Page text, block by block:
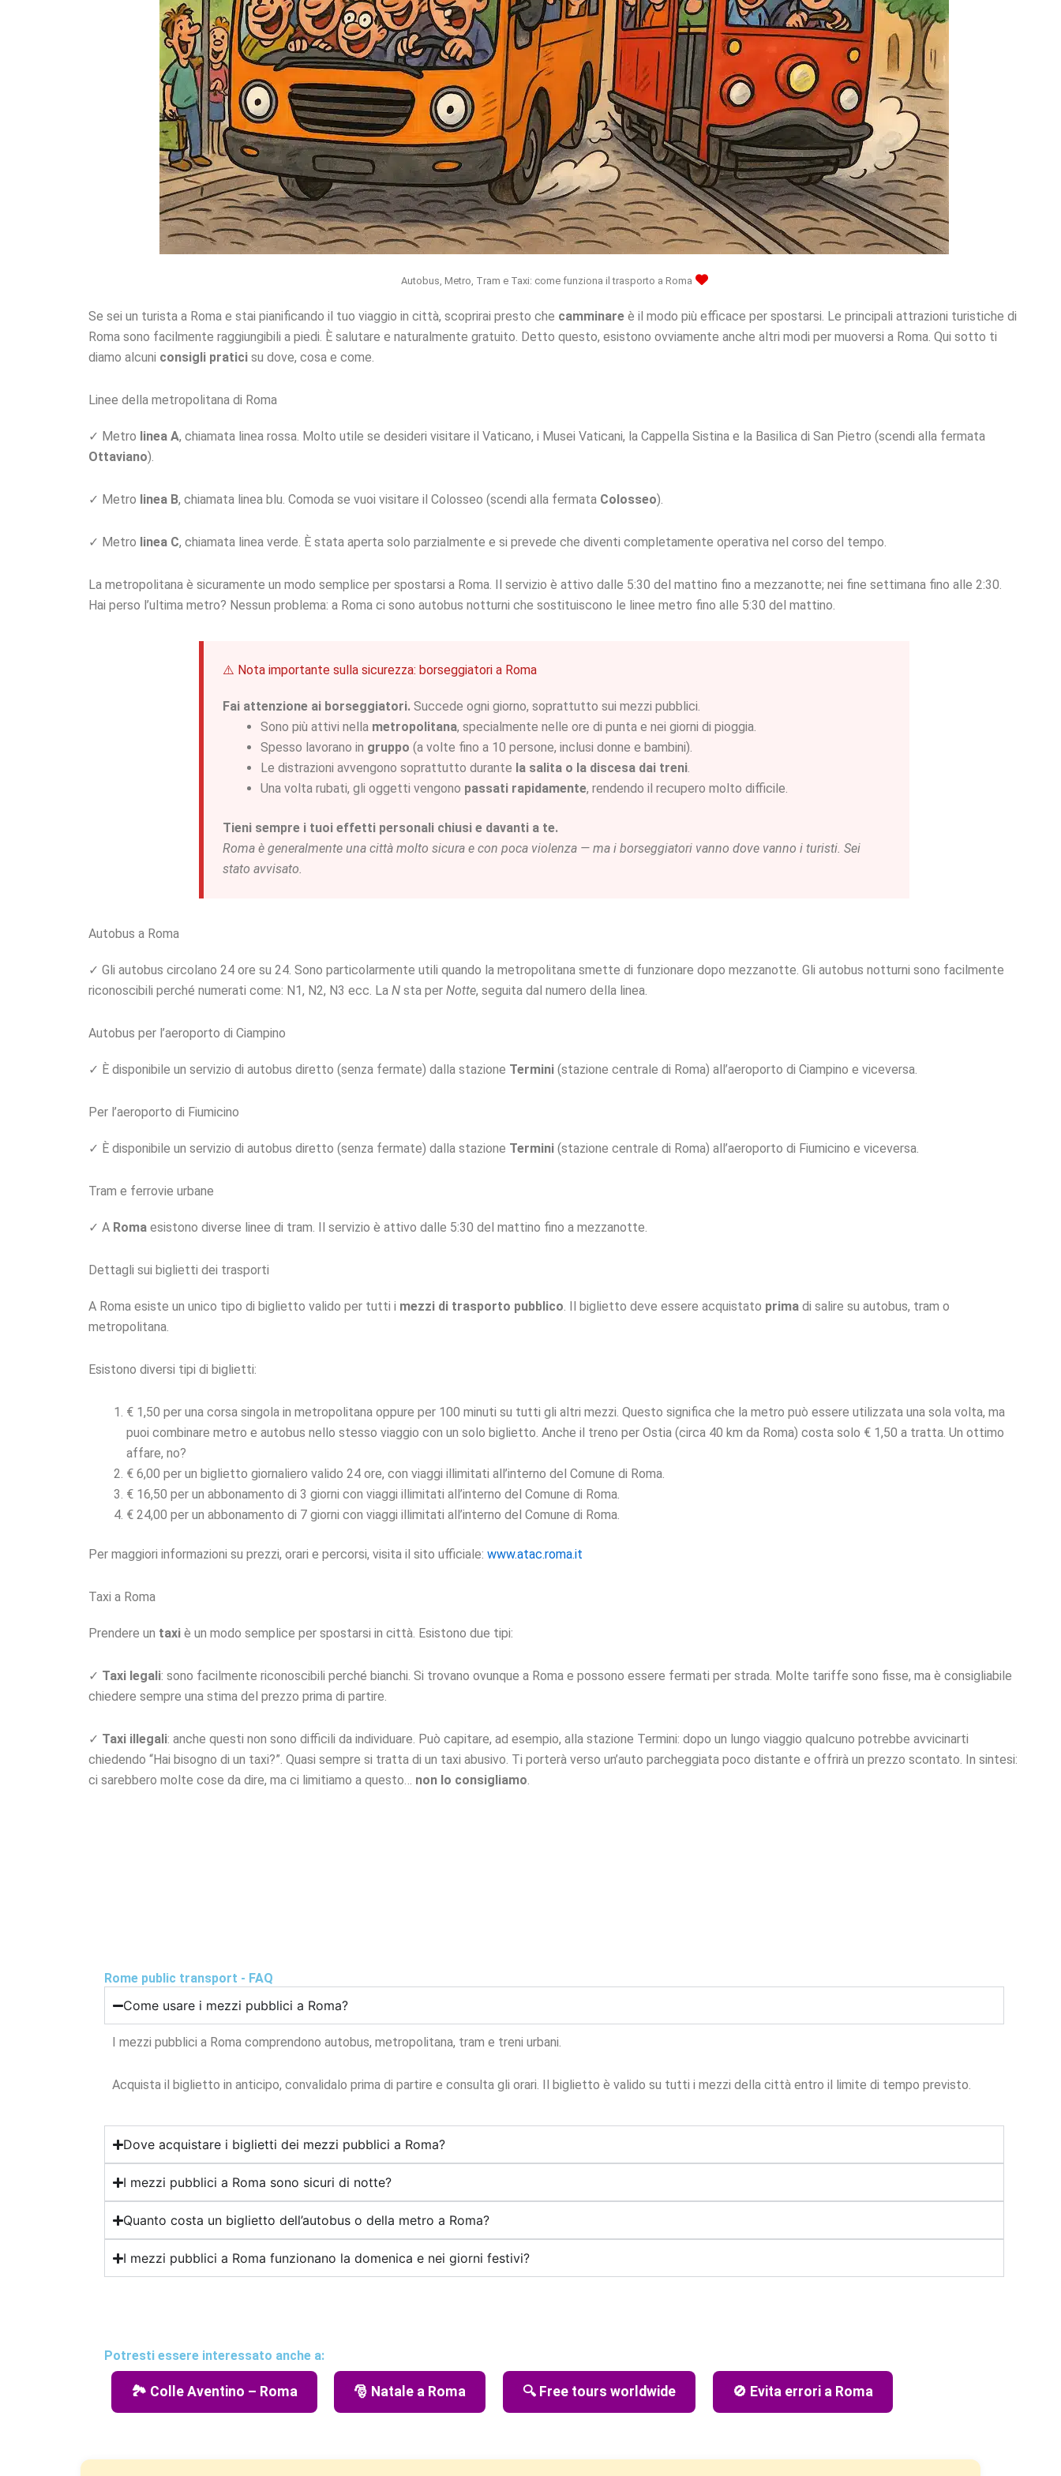
Autobus, Metro, Tram e Taxi: come funziona il trasporto a Roma
Se sei un turista a Roma e stai pianificando il tuo viaggio in città, scoprirai presto che camminare è il modo più efficace per spostarsi. Le principali attrazioni turistiche di
Roma sono facilmente raggiungibili a piedi. È salutare e naturalmente gratuito. Detto questo, esistono ovviamente anche altri modi per muoversi a Roma. Qui sotto ti
diamo alcuni consigli pratici su dove, cosa e come.
Linee della metropolitana di Roma
✓ Metro linea A, chiamata linea rossa. Molto utile se desideri visitare il Vaticano, i Musei Vaticani, la Cappella Sistina e la Basilica di San Pietro (scendi alla fermata
Ottaviano).
✓ Metro linea B, chiamata linea blu. Comoda se vuoi visitare il Colosseo (scendi alla fermata Colosseo).
✓ Metro linea C, chiamata linea verde. È stata aperta solo parzialmente e si prevede che diventi completamente operativa nel corso del tempo.
La metropolitana è sicuramente un modo semplice per spostarsi a Roma. Il servizio è attivo dalle 5:30 del mattino fino a mezzanotte; nei fine settimana fino alle 2:30.
Hai perso l’ultima metro? Nessun problema: a Roma ci sono autobus notturni che sostituiscono le linee metro fino alle 5:30 del mattino.
⚠️ Nota importante sulla sicurezza: borseggiatori a Roma
Fai attenzione ai borseggiatori. Succede ogni giorno, soprattutto sui mezzi pubblici.
Sono più attivi nella metropolitana, specialmente nelle ore di punta e nei giorni di pioggia.
Spesso lavorano in gruppo (a volte fino a 10 persone, inclusi donne e bambini).
Le distrazioni avvengono soprattutto durante la salita o la discesa dai treni.
Una volta rubati, gli oggetti vengono passati rapidamente, rendendo il recupero molto difficile.
Tieni sempre i tuoi effetti personali chiusi e davanti a te.
Roma è generalmente una città molto sicura e con poca violenza — ma i borseggiatori vanno dove vanno i turisti. Sei
stato avvisato.
Autobus a Roma
✓ Gli autobus circolano 24 ore su 24. Sono particolarmente utili quando la metropolitana smette di funzionare dopo mezzanotte. Gli autobus notturni sono facilmente
riconoscibili perché numerati come: N1, N2, N3 ecc. La N sta per Notte, seguita dal numero della linea.
Autobus per l’aeroporto di Ciampino
✓ È disponibile un servizio di autobus diretto (senza fermate) dalla stazione Termini (stazione centrale di Roma) all’aeroporto di Ciampino e viceversa.
Per l’aeroporto di Fiumicino
✓ È disponibile un servizio di autobus diretto (senza fermate) dalla stazione Termini (stazione centrale di Roma) all’aeroporto di Fiumicino e viceversa.
Tram e ferrovie urbane
✓ A Roma esistono diverse linee di tram. Il servizio è attivo dalle 5:30 del mattino fino a mezzanotte.
Dettagli sui biglietti dei trasporti
A Roma esiste un unico tipo di biglietto valido per tutti i mezzi di trasporto pubblico. Il biglietto deve essere acquistato prima di salire su autobus, tram o
metropolitana.
Esistono diversi tipi di biglietti:
€ 1,50 per una corsa singola in metropolitana oppure per 100 minuti su tutti gli altri mezzi. Questo significa che la metro può essere utilizzata una sola volta, ma
puoi combinare metro e autobus nello stesso viaggio con un solo biglietto. Anche il treno per Ostia (circa 40 km da Roma) costa solo € 1,50 a tratta. Un ottimo
affare, no?
€ 6,00 per un biglietto giornaliero valido 24 ore, con viaggi illimitati all’interno del Comune di Roma.
€ 16,50 per un abbonamento di 3 giorni con viaggi illimitati all’interno del Comune di Roma.
€ 24,00 per un abbonamento di 7 giorni con viaggi illimitati all’interno del Comune di Roma.
Per maggiori informazioni su prezzi, orari e percorsi, visita il sito ufficiale: www.atac.roma.it
Taxi a Roma
Prendere un taxi è un modo semplice per spostarsi in città. Esistono due tipi:
✓ Taxi legali: sono facilmente riconoscibili perché bianchi. Si trovano ovunque a Roma e possono essere fermati per strada. Molte tariffe sono fisse, ma è consigliabile
chiedere sempre una stima del prezzo prima di partire.
✓ Taxi illegali: anche questi non sono difficili da individuare. Può capitare, ad esempio, alla stazione Termini: dopo un lungo viaggio qualcuno potrebbe avvicinarti
chiedendo “Hai bisogno di un taxi?”. Quasi sempre si tratta di un taxi abusivo. Ti porterà verso un’auto parcheggiata poco distante e offrirà un prezzo scontato. In sintesi:
ci sarebbero molte cose da dire, ma ci limitiamo a questo… non lo consigliamo.
Rome public transport - FAQ
Come usare i mezzi pubblici a Roma?
I mezzi pubblici a Roma comprendono autobus, metropolitana, tram e treni urbani.
Acquista il biglietto in anticipo, convalidalo prima di partire e consulta gli orari. Il biglietto è valido su tutti i mezzi della città entro il limite di tempo previsto.
Dove acquistare i biglietti dei mezzi pubblici a Roma?
I mezzi pubblici a Roma sono sicuri di notte?
Quanto costa un biglietto dell’autobus o della metro a Roma?
I mezzi pubblici a Roma funzionano la domenica e nei giorni festivi?
Potresti essere interessato anche a:
🏞️ Colle Aventino – Roma 🎅 Natale a Roma 🔍 Free tours worldwide 🚫 Evita errori a Roma